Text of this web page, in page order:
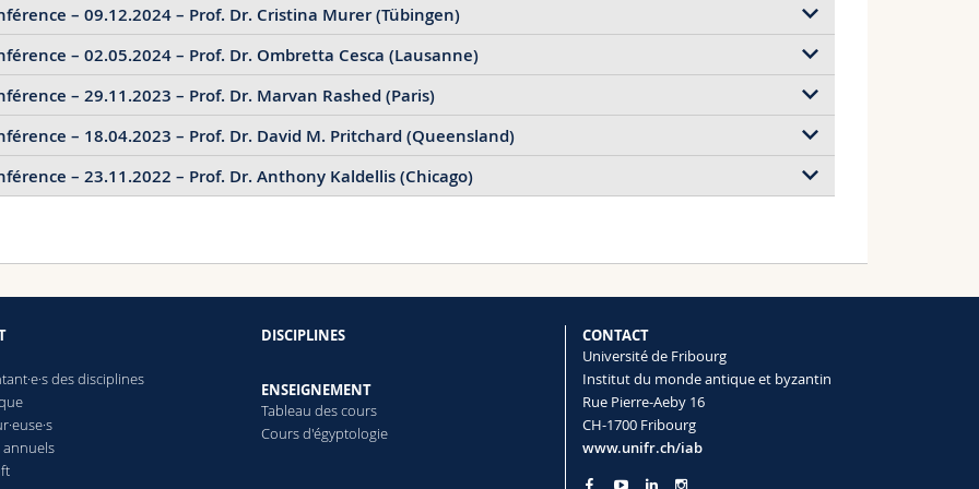
(Sous le brio, la profondeur: pour une réévaluation des ‘Florides’ d’Apulée)
– 09.12.2024 – Prof. Dr. Cristina Murer (Tübingen)
(Die Ptolemäer in der Kyrenaika: Hellenistischer Städtebau zwischen Imperium und Herrschaft)
– 02.05.2024 – Prof. Dr. Ombretta Cesca (Lausanne)
(Dire, promettre, jurer, parjurer, mentir, omettre. La parole dans tous ses états dans le serment
– 29.11.2023 – Prof. Dr. Marvan Rashed (Paris)
(La Métaphysique d’Aristote, deux ou trois choses à savoir sur une très vieille dame)
– 18.04.2023 – Prof. Dr. David M. Pritchard (Queensland)
(The Children of Athena: The Armed Forces of Democratic Athens)
– 23.11.2022 – Prof. Dr. Anthony Kaldellis (Chicago)
des disciplines
annuels
DISCIPLINES
ENSEIGNEMENT
Tableau des cours
Cours d'égyptologie
CONTACT
Université de Fribourg
Institut du monde antique et byzantin
Rue Pierre-Aeby 16
CH-1700 Fribourg
www.unifr.ch/iab